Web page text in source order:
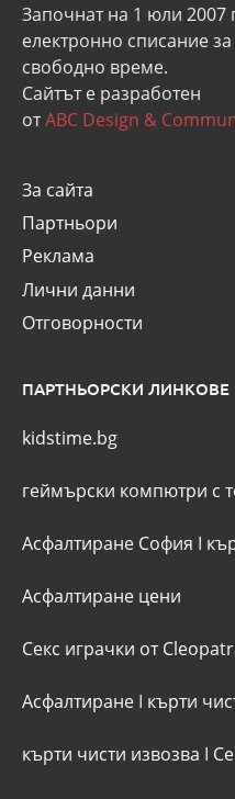
Започнат на 1 юли 2007
eлектронно списание за
свободно време.
Сайтът е разработен
отABC Design &
За сайта
Партньори
Реклама
Лични данни
Отговорности
ПАРТНЬОРСКИ ЛИНКОВЕ
kidstime.bg
геймърски компютри с
Асфалтиране София I
Асфалтиране цени
Секс играчки от
Асфалтиране I кърти
кърти чисти извозва I